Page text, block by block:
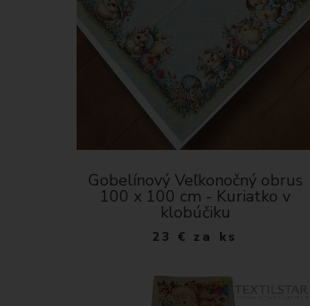
Gobelínový Veľkonočný obrus
100 x 100 cm - Kuriatko v
klobúčiku
23 € za ks